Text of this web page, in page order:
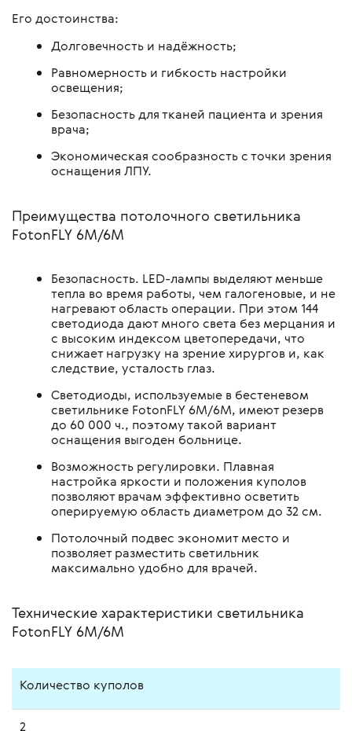
Его достоинства:
Долговечность и надёжность;
Равномерность и гибкость настройки
освещения;
Безопасность для тканей пациента и зрения
врача;
Экономическая сообразность с точки зрения
оснащения ЛПУ.
Преимущества потолочного светильника
FotonFLY 6М/6М
Безопасность. LED-лампы выделяют меньше
тепла во время работы, чем галогеновые, и не
нагревают область операции. При этом 144
светодиода дают много света без мерцания и
с высоким индексом цветопередачи, что
снижает нагрузку на зрение хирургов и, как
следствие, усталость глаз.
Светодиоды, используемые в бестеневом
светильнике FotonFLY 6М/6М, имеют резерв
до 60 000 ч., поэтому такой вариант
оснащения выгоден больнице.
Возможность регулировки. Плавная
настройка яркости и положения куполов
позволяют врачам эффективно осветить
оперируемую область диаметром до 32 см.
Потолочный подвес экономит место и
позволяет разместить светильник
максимально удобно для врачей.
Технические характеристики светильника
FotonFLY 6М/6М
Количество куполов
2